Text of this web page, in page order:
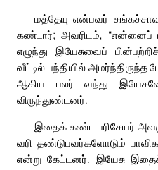
மத்தேயு என்பவர்
கண்டார்; அவரிடம், “என்னைப்
எழுந்து இயேசுவைப்
வீட்டில் பந்தியில்
ஆகிய பலர் வந்து
விருந்துண்டனர்.
இதைக் கண்ட பரிசேயர்
வரி தண்டுபவர்களோடும்
என்று கேட்டனர். இயேசு